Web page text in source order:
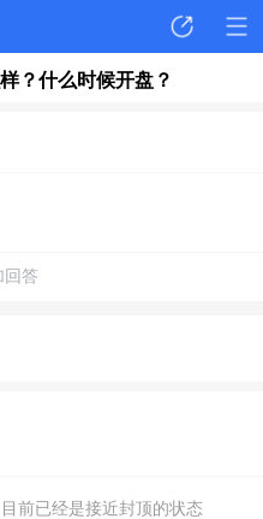
？什么时候开盘？
回答
前已经是接近封顶的状态